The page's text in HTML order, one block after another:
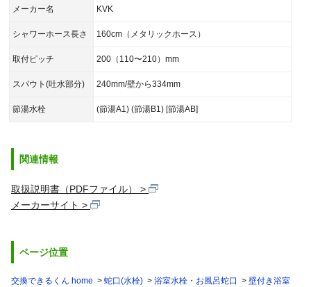
メーカー名 KVK
シャワーホース長さ 160cm（メタリックホース）
取付ピッチ 200（110〜210）mm
スパウト(吐水部分) 240mm/壁から334mm
節湯水栓 (節湯A1) (節湯B1) [節湯AB]
関連情報
取扱説明書（PDFファイル）
メーカーサイト
ページ位置
交換できるくん home 蛇口(水栓) 浴室水栓・お風呂蛇口
壁付き浴室